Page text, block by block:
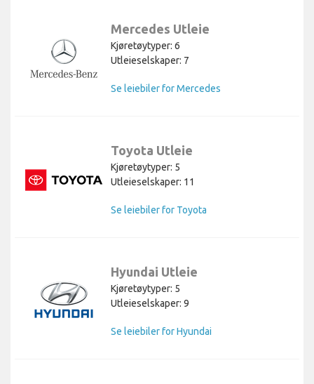
Mercedes Utleie
Kjøretøytyper: 6
Utleieselskaper: 7
Se leiebiler for Mercedes
Toyota Utleie
Kjøretøytyper: 5
Utleieselskaper: 11
Se leiebiler for Toyota
Hyundai Utleie
Kjøretøytyper: 5
Utleieselskaper: 9
Se leiebiler for Hyundai